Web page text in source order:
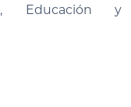
Educación y